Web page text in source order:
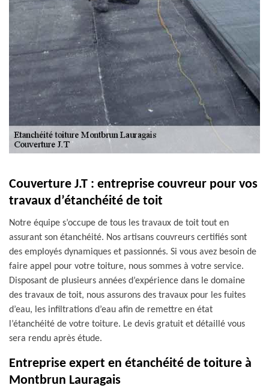
Couverture J.T : entreprise couvreur pour vos
travaux d’étanchéité de toit
Notre équipe s’occupe de tous les travaux de toit tout en
assurant son étanchéité. Nos artisans couvreurs certifiés sont
des employés dynamiques et passionnés. Si vous avez besoin de
faire appel pour votre toiture, nous sommes à votre service.
Disposant de plusieurs années d’expérience dans le domaine
des travaux de toit, nous assurons des travaux pour les fuites
d’eau, les infiltrations d’eau afin de remettre en état
l’étanchéité de votre toiture. Le devis gratuit et détaillé vous
sera rendu après étude.
Entreprise expert en étanchéité de toiture à
Montbrun Lauragais